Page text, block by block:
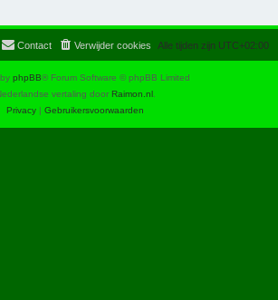
Alle tijden zijn UTC+02:00
Verwijder cookies
Contact
phpBB® Forum Software © phpBB Limited
vertaling door Raimon.nl.
Privacy | Gebruikersvoorwaarden